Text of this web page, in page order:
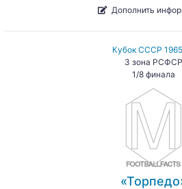
Дополнить
Кубок СССР
3 зона РСФСР
1/8 финала